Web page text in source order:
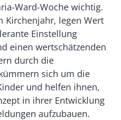
Ward-Woche wichtig.
Kirchenjahr, legen Wert
Einstellung
einen wertschätzenden
durch die
sich um die
und helfen ihnen,
in ihrer Entwicklung
aufzubauen.